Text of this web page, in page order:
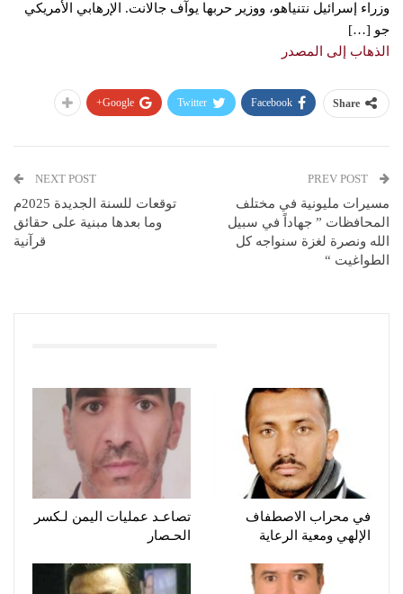
وزراء إسرائيل نتنياهو، ووزير حربها يوآف جالانت. الإرهابي الأمريكي
جو […]
الذهاب إلى المصدر
Share
Facebook
Twitter
Google+
مسيرات مليونية في مختلف
المحافظات ” جهاداً في سبيل
الله ونصرة لغزة سنواجه كل
الطواغيت “
NEXT POST
توقعات للسنة الجديدة 2025م
وما بعدها مبنية على حقائق
قرآنية
في محراب الاصطفاف
الإلهي ومعية الرعاية
تصاعـد عمليات اليمن لـكسر
الحـصار